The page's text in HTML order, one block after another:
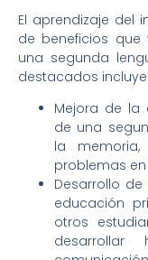
El aprendizaje del
de beneficios
una segunda
destacados
Mejora de la
de una
la
problemas en
Desarrollo
educación
otros
desarrollar